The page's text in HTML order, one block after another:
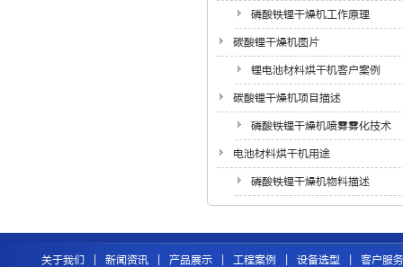
磷酸铁锂干燥机工作原理
碳酸锂干燥机图片
锂电池材料烘干机客户案例
碳酸锂干燥机项目描述
磷酸铁锂干燥机喷雾雾化技术
电池材料烘干机用途
磷酸铁锂干燥机物料描述
关于我们 新闻资讯 产品展示 工程案例 设备选型 客户服务